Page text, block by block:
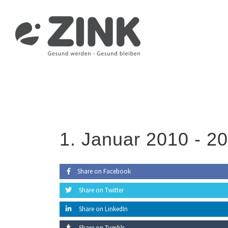
springen
1. Januar 2010 -
Share on Facebook
Share on Twitter
Share on LinkedIn